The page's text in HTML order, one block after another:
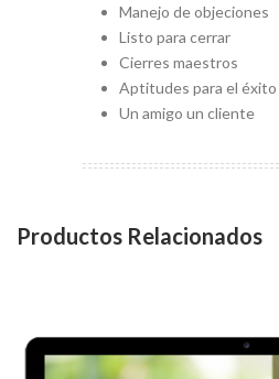
Manejo de objeciones
Listo para cerrar
Cierres maestros
Aptitudes para el éxito
Un amigo un cliente
Productos Relacionados